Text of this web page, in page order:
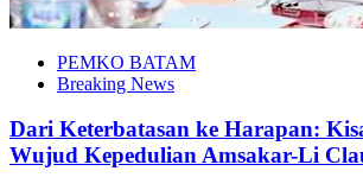
PEMKO BATAM
Breaking News
Dari Keterbatasan ke Harapan:
Wujud Kepedulian Amsakar-Li